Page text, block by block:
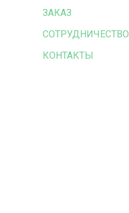
ЗАКАЗ
СОТРУДНИЧЕСТВО
КОНТАКТЫ